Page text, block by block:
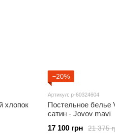
хлопок
−20%
Артикул: p-60324604
Постельное белье
сатин - Jovov mavi
21 375
17 100 грн